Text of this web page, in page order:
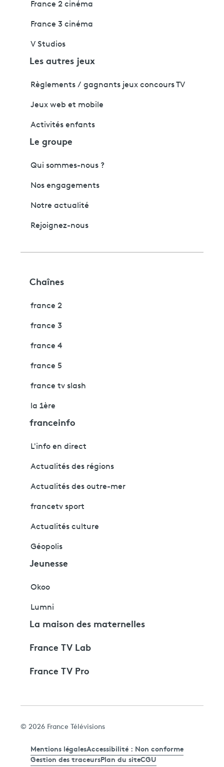
France 2 cinéma
France 3 cinéma
V Studios
Les autres jeux
Règlements / gagnants jeux concours TV
Jeux web et mobile
Activités enfants
Le groupe
Qui sommes-nous ?
Nos engagements
Notre actualité
Rejoignez-nous
Chaînes
france 2
france 3
france 4
france 5
france tv slash
la 1ère
franceinfo
L'info en direct
Actualités des régions
Actualités des outre-mer
francetv sport
Actualités culture
Géopolis
Jeunesse
Okoo
Lumni
La maison des maternelles
France TV Lab
France TV Pro
© 2026 France Télévisions
Mentions légalesAccessibilité : Non conforme
Gestion des traceursPlan du siteCGU